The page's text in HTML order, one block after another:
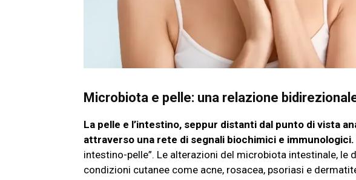
Microbiota e pelle: una relazione
La pelle e l’intestino, seppur distanti dal punto di vista
attraverso una rete di segnali biochimici e immunologici.
intestino-pelle”. Le alterazioni del microbiota intestinale, le
condizioni cutanee come acne, rosacea, psoriasi e